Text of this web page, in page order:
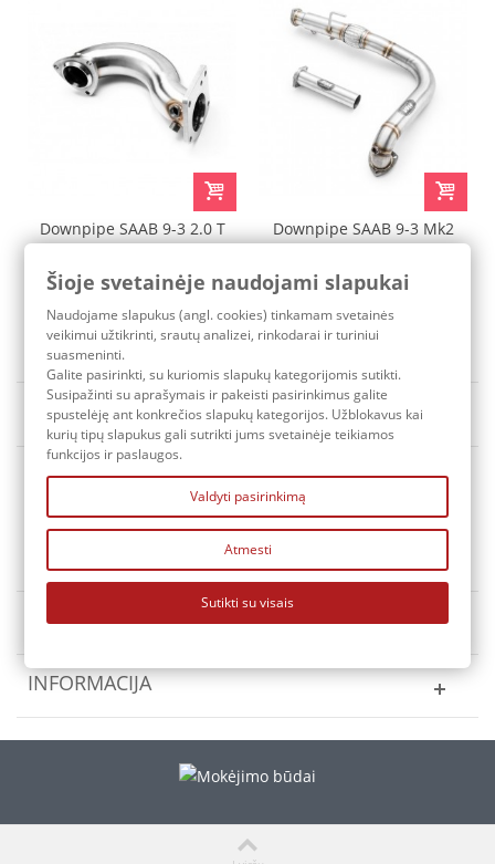
Downpipe SAAB 9-3 2.0 T
Pristatymo terminas: 3-7 d.d.
Downpipe SAAB 9-3 Mk2
Pristatymo terminas: 3-7 d.d.
Rūšiuoti pagal
MANO PASKYRA
INFORMACIJA
Šioje svetainėje naudojami slapukai
Naudojame slapukus (angl. cookies) tinkamam svetainės
veikimui užtikrinti, srautų analizei, rinkodarai ir turiniui
suasmeninti.
Galite pasirinkti, su kuriomis slapukų kategorijomis sutikti.
Susipažinti su aprašymais ir pakeisti pasirinkimus galite
spustelėję ant konkrečios slapukų kategorijos. Užblokavus kai
kurių tipų slapukus gali sutrikti jums svetainėje teikiamos
funkcijos ir paslaugos.
Valdyti pasirinkimą
Atmesti
Sutikti su visais